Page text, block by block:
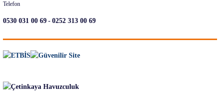
Telefon
0530 031 00 69-0252 313 00 69